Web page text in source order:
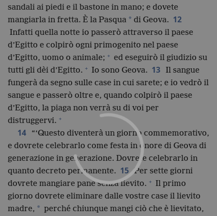
sandali ai piedi e il bastone in mano; e dovete
mangiarla in fretta. È la Pasqua * di Geova. 12
Infatti quella notte io passerò attraverso il paese
d’Egitto e colpirò ogni primogenito nel paese
d’Egitto, uomo o animale; + ed eseguirò il giudizio su
tutti gli dèi d’Egitto. + Io sono Geova. 13 Il sangue
fungerà da segno sulle case in cui sarete; e io vedrò il
sangue e passerò oltre e, quando colpirò il paese
d’Egitto, la piaga non verrà su di voi per
distruggervi. +
14
“‘Questo diventerà un giorno commemorativo,
e dovrete celebrarlo come festa in onore di Geova di
generazione in generazione. Dovrete celebrarlo in
quanto decreto permanente. 15 Per sette giorni
dovrete mangiare pane senza lievito. + Il primo
giorno dovrete eliminare dalle vostre case il lievito
madre, * perché chiunque mangi ciò che è lievitato,